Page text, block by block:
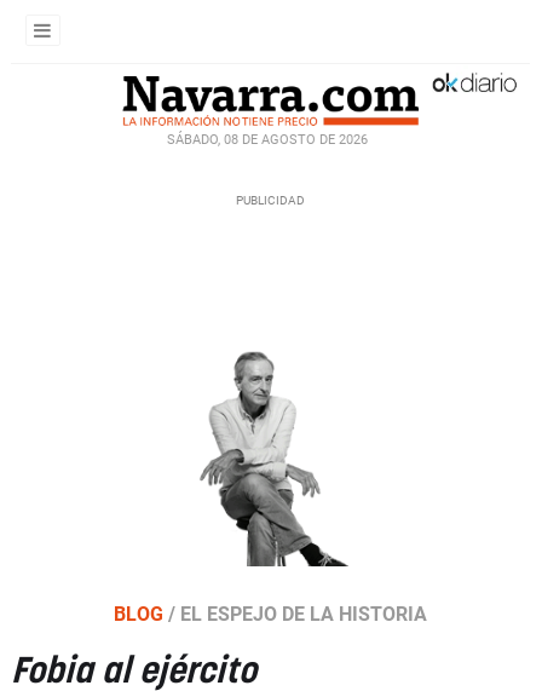
SÁBADO, 08 DE AGOSTO DE 2026
BLOG / EL ESPEJO DE LA HISTORIA
Fobia al ejército